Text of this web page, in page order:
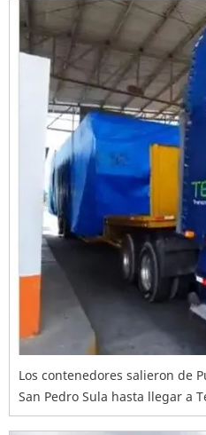
Los contenedores salieron de
San Pedro Sula hasta llegar a